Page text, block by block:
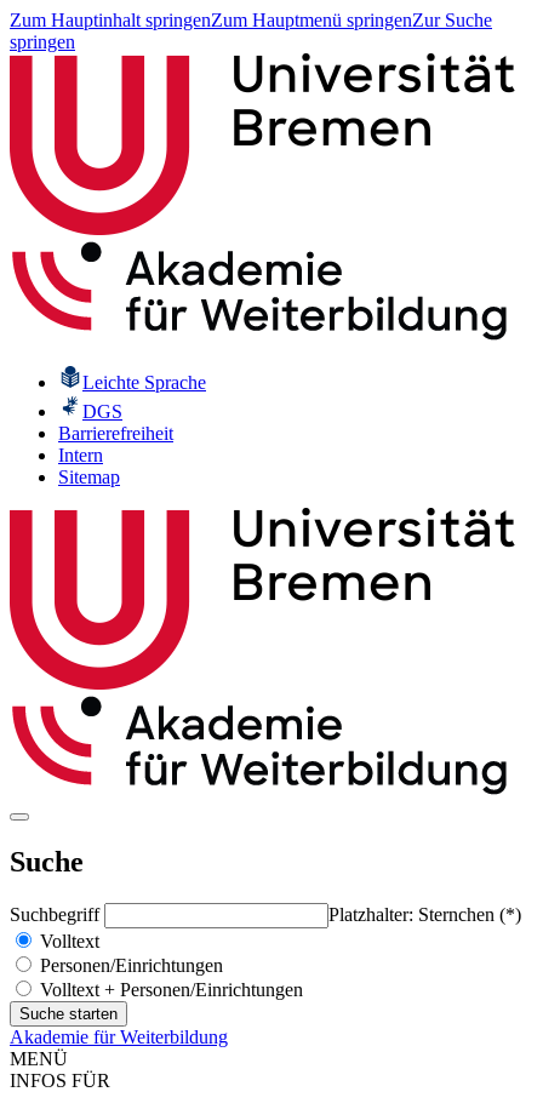
Zum Hauptinhalt springenZum Hauptmenü springenZur Suche
springen
Leichte Sprache
DGS
Barrierefreiheit
Intern
Sitemap
Suche
Suchbegriff
Platzhalter: Sternchen (*)
Volltext
Personen/Einrichtungen
Volltext + Personen/Einrichtungen
Akademie für Weiterbildung
MENÜ
INFOS FÜR